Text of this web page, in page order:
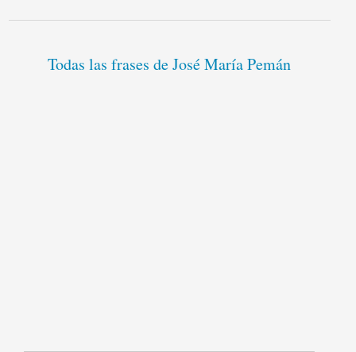
Todas las frases de José María Pemán